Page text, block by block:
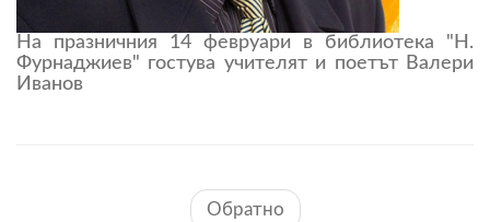
На празничния 14 февруари в библиотека "Н.
Фурнаджиев" гостува учителят и поетът Валери
Иванов
Обратно